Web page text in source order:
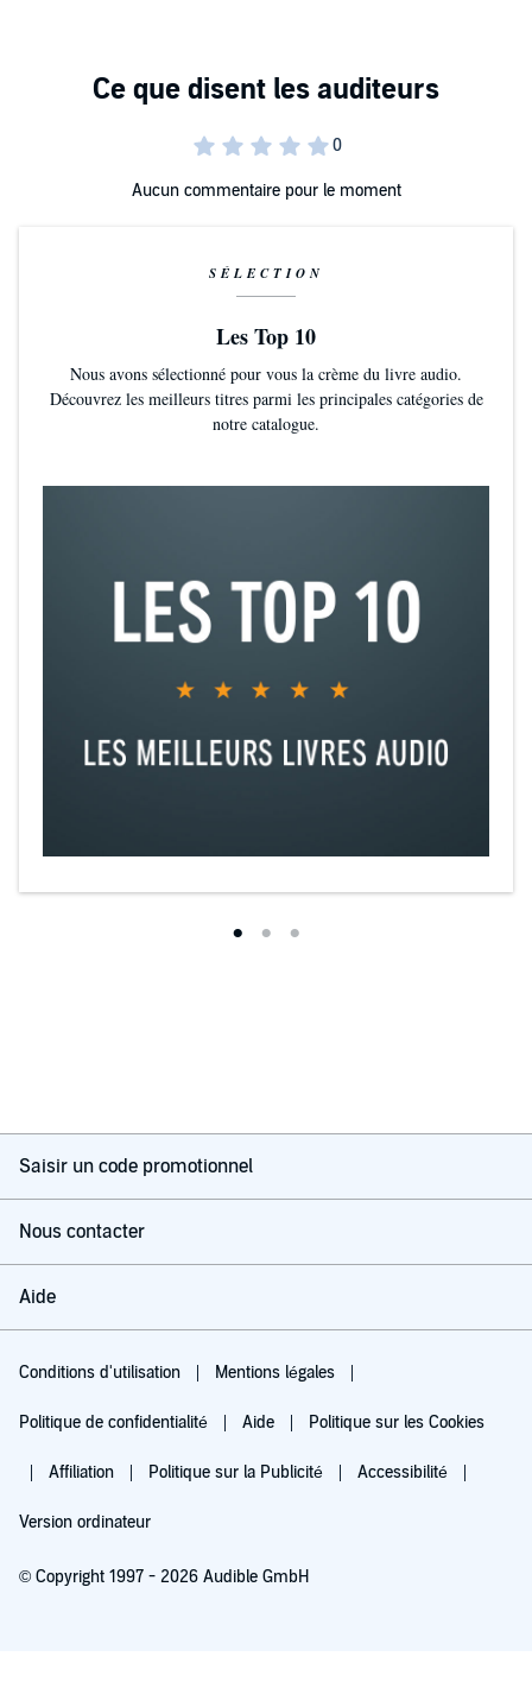
Aucun commentaire pour le moment
SÉLECTION
Les Top 10
Nous avons sélectionné pour vous la crème du livre audio.
Découvrez les meilleurs titres parmi les principales catégories de
notre catalogue.
Saisir un code promotionnel
Nous contacter
Aide
Conditions d'utilisation Mentions légales
Politique de confidentialité Aide Politique sur les Cookies
Affiliation Politique sur la Publicité Accessibilité
Version ordinateur
© Copyright 1997 - 2026 Audible GmbH